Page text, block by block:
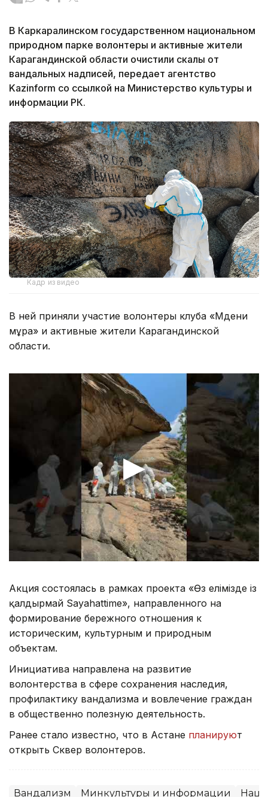
В Каркаралинском государственном национальном
природном парке волонтеры и активные жители
Карагандинской области очистили скалы от
вандальных надписей, передает агентство
Kazinform со ссылкой на Министерство культуры и
информации РК.
Кадр из видео
В ней приняли участие волонтеры клуба «Мәдени
мұра» и активные жители Карагандинской
области.
Акция состоялась в рамках проекта «Өз елімізде із
қалдырмай Sayahattime», направленного на
формирование бережного отношения к
историческим, культурным и природным
объектам.
Инициатива направлена на развитие
волонтерства в сфере сохранения наследия,
профилактику вандализма и вовлечение граждан
в общественно полезную деятельность.
Ранее стало известно, что в Астане планируют
открыть Сквер волонтеров.
Вандализм Минкультуры и информации